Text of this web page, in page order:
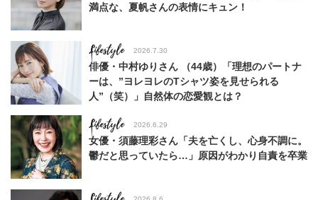
満点な、夏帆さんの表情にキュン！
Lifestyle 2026.7.30
俳優・中村ゆりさん （44歳）「理想のパートナ
ーは、”ヨレヨレのTシャツ姿を見せられる
人”（笑）」自然体の恋愛観とは？
Lifestyle 2026.6.29
女優・須藤理彩さん「夫を亡くし、心身不調に。
鬱だと思っていたら…」原因がわかり自責を卒業